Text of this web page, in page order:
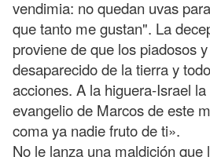
vendimia: no quedan uvas
que tanto me gustan". La
proviene de que los piadosos
desaparecido de la tierra y
acciones. A la higuera-Israel
evangelio de Marcos de este
coma ya nadie fruto de ti».
No le lanza una maldición que